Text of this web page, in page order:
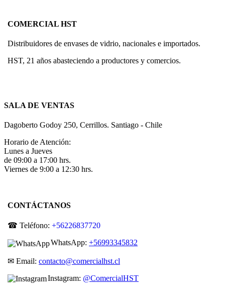
producto
era:
es:
COMERCIAL HST
Distribuidores de envases de vidrio, nacionales e importados.
HST, 21 años abasteciendo a productores y comercios.
SALA DE VENTAS
Dagoberto Godoy 250, Cerrillos. Santiago - Chile
Horario de Atención:
Lunes a Jueves
de 09:00 a 17:00 hrs.
Viernes de 9:00 a 12:30 hrs.
CONTÁCTANOS
☎ Teléfono: +56226837720
WhatsApp: +56993345832
✉ Email: contacto@comercialhst.cl
Instagram: @ComercialHST